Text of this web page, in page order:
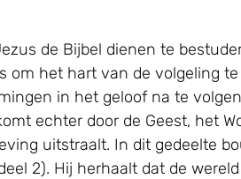
de Bijbel dienen te
het hart van de volgeling
in het geloof na te
echter door de Geest, het
uitstraalt. In dit gedeelte
2). Hij herhaalt dat de